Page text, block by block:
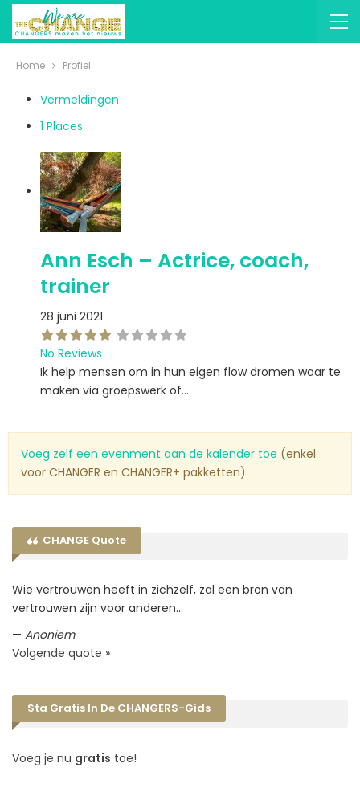
Home Profiel
Vermeldingen
1 Places
Ann Esch – Actrice, coach,
trainer
28 juni 2021
No Reviews
Ik help mensen om in hun eigen flow dromen waar te
maken via groepswerk of...
Voeg zelf een evenment aan de kalender toe (enkel
voor CHANGER en CHANGER+ pakketten)
CHANGE Quote
Wie vertrouwen heeft in zichzelf, zal een bron van
vertrouwen zijn voor anderen…
— Anoniem
Volgende quote »
Sta Gratis In De CHANGERS-Gids
Voeg je nu gratis toe!